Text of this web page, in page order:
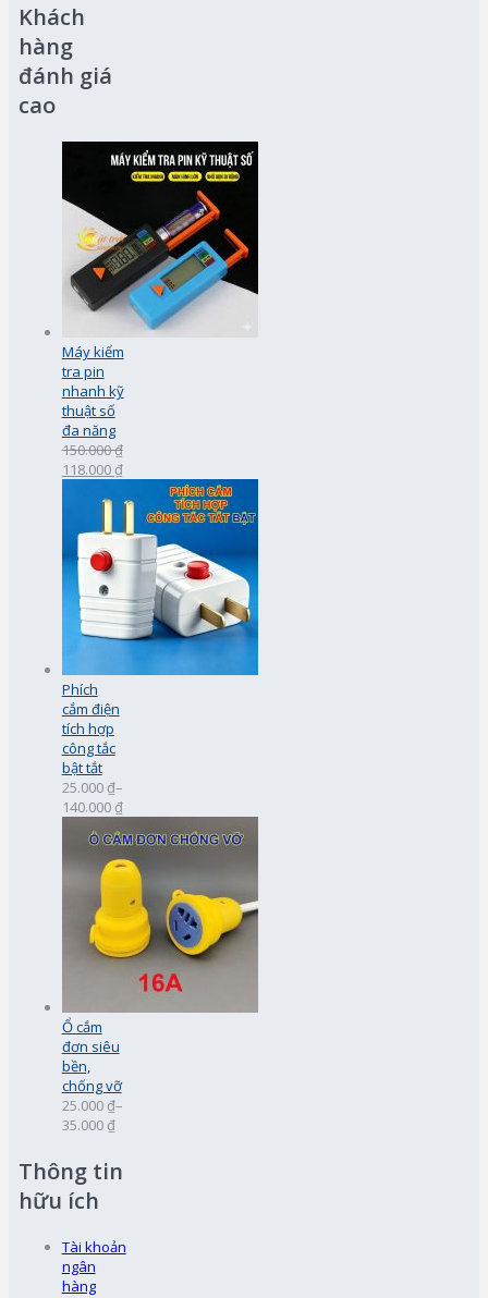
Khách
hàng
đánh giá
cao
Máy kiểm
tra pin
nhanh kỹ
thuật số
đa năng
150.000 ₫
118.000 ₫
Phích
cắm điện
tích hợp
công tắc
bật tắt
25.000 ₫–
140.000 ₫
Ổ cắm
đơn siêu
bền,
chống vỡ
25.000 ₫–
35.000 ₫
Thông tin
hữu ích
Tài khoản
ngân
hàng